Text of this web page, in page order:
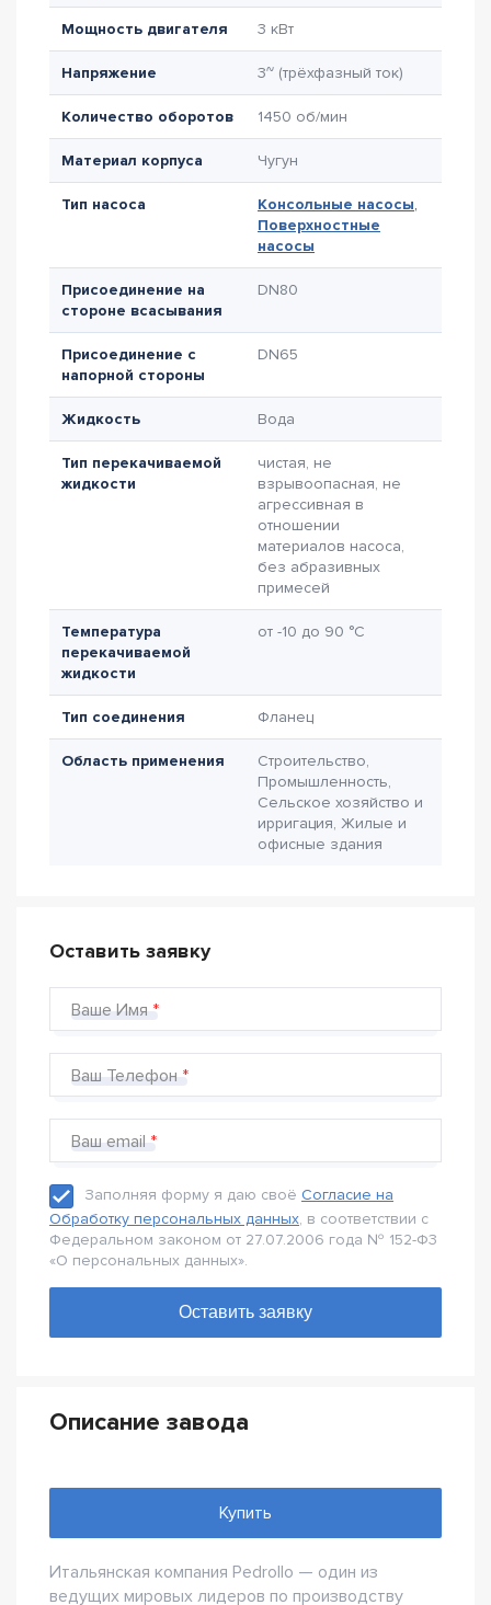
Мощность двигателя 3 кВт
Напряжение 3~ (трёхфазный ток)
Количество оборотов 1450 об/мин
Материал корпуса Чугун
Тип насоса Консольные насосы,
Поверхностные
насосы
Присоединение на
стороне всасывания
DN80
Присоединение с
напорной стороны
DN65
Жидкость Вода
Тип перекачиваемой
жидкости
чистая, не
взрывоопасная, не
агрессивная в
отношении
материалов насоса,
без абразивных
примесей
Температура
перекачиваемой
жидкости
от -10 до 90 °C
Тип соединения Фланец
Область применения
Строительство,
Промышленность,
Сельское хозяйство и
ирригация, Жилые и
офисные здания
Оставить заявку
Ваше Имя
Ваш Телефон
Ваш email
Заполняя форму я даю своё Согласие на
Обработку персональных данных, в соответствии с
Федеральном законом от 27.07.2006 года № 152-Ф3
«О персональных данных».
Описание завода
Купить
Итальянская компания Pedrollo — один из
ведущих мировых лидеров по производству